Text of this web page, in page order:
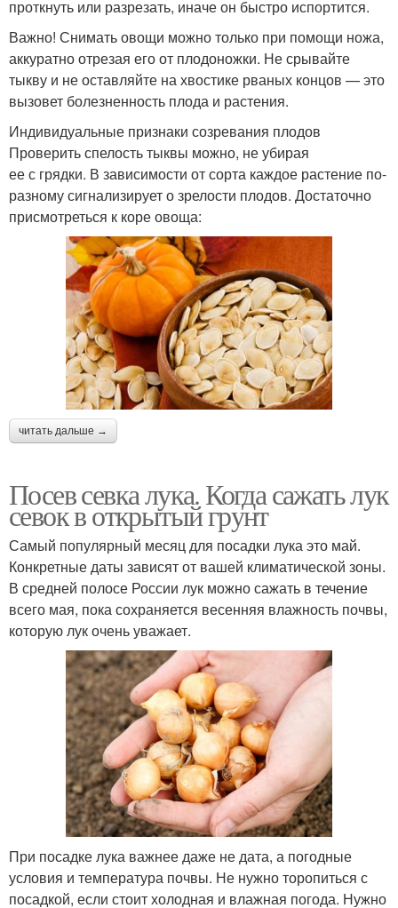
проткнуть или разрезать, иначе он быстро испортится.
Важно! Снимать овощи можно только при помощи ножа,
аккуратно отрезая его от плодоножки. Не срывайте
тыкву и не оставляйте на хвостике рваных концов — это
вызовет болезненность плода и растения.
Индивидуальные признаки созревания плодов
Проверить спелость тыквы можно, не убирая
ее с грядки. В зависимости от сорта каждое растение по-
разному сигнализирует о зрелости плодов. Достаточно
присмотреться к коре овоща:
читать дальше →
Посев севка лука. Когда сажать лук
севок в открытый грунт
Самый популярный месяц для посадки лука это май.
Конкретные даты зависят от вашей климатической зоны.
В средней полосе России лук можно сажать в течение
всего мая, пока сохраняется весенняя влажность почвы,
которую лук очень уважает.
При посадке лука важнее даже не дата, а погодные
условия и температура почвы. Не нужно торопиться с
посадкой, если стоит холодная и влажная погода. Нужно